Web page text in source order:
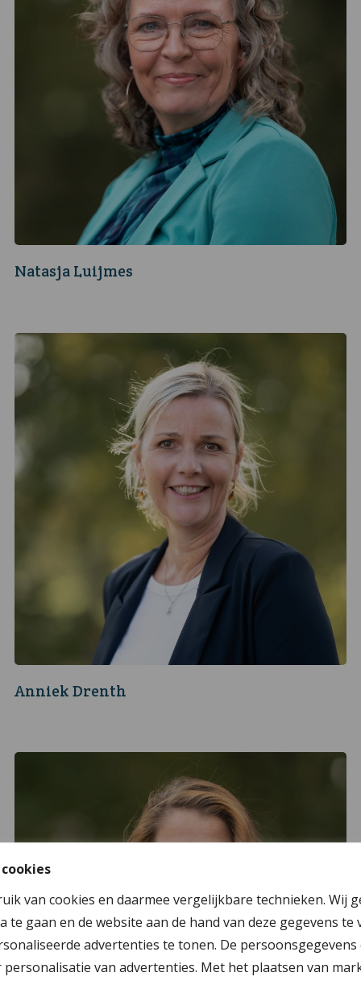
van cookies en daarmee vergelijkbare technieken. Wij
gaan en de website aan de hand van deze gegevens
advertenties te tonen. De
van advertenties. Met het plaatsen van
Natasja Luijmes
Anniek Drenth